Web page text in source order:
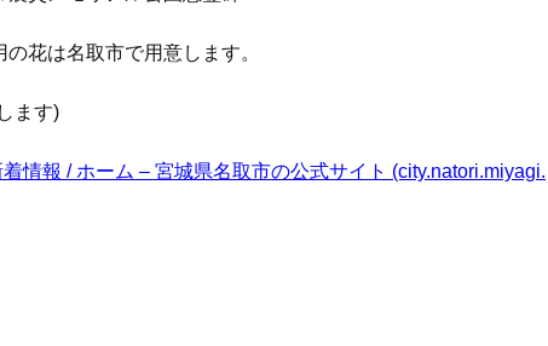
花は名取市で用意します。
ます)
情報 / ホーム – 宮城県名取市の公式サイト (city.natori.miyagi.